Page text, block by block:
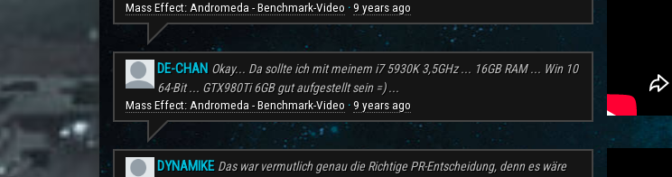
Mass Effect: Andromeda - Benchmark-Video · 9 years ago
DE-CHAN Okay... Da sollte ich mit meinem i7 5930K 3,5GHz ... 16GB RAM ... Win 10
64-Bit ... GTX980Ti 6GB gut aufgestellt sein =) ...
Mass Effect: Andromeda - Benchmark-Video · 9 years ago
DYNAMIKE Das war vermutlich genau die Richtige PR-Entscheidung, denn es wäre